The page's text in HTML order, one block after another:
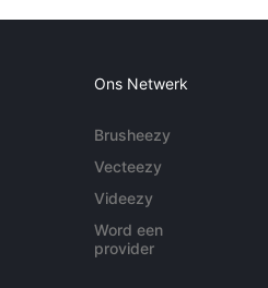
Ons Netwerk
Brusheezy
Vecteezy
Videezy
Word een
provider